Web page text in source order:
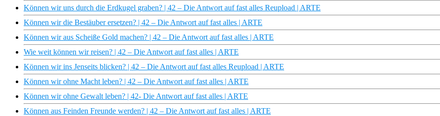
Können wir uns durch die Erdkugel graben? | 42 – Die Antwort auf fast alles Reupload | ARTE
Können wir die Bestäuber ersetzen? | 42 – Die Antwort auf fast alles | ARTE
Können wir aus Scheiße Gold machen? | 42 – Die Antwort auf fast alles | ARTE
Wie weit können wir reisen? | 42 – Die Antwort auf fast alles | ARTE
Können wir ins Jenseits blicken? | 42 – Die Antwort auf fast alles Reupload | ARTE
Können wir ohne Macht leben? | 42 – Die Antwort auf fast alles | ARTE
Können wir ohne Gewalt leben? | 42- Die Antwort auf fast alles | ARTE
Können aus Feinden Freunde werden? | 42 – Die Antwort auf fast alles | ARTE